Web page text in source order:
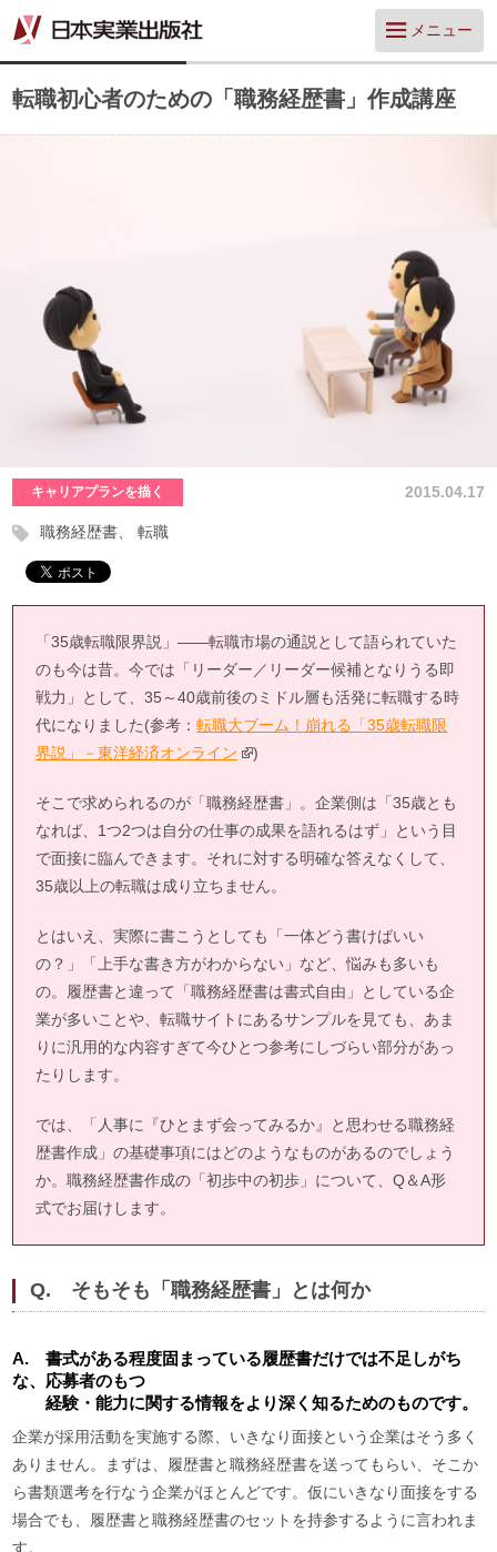
メニュー
転職初心者のための「職務経歴書」作成講座
2015.04.17
キャリアプランを描く
職務経歴書 転職
「35歳転職限界説」――転職市場の通説として語られていた
のも今は昔。今では「リーダー／リーダー候補となりうる即
戦力」として、35～40歳前後のミドル層も活発に転職する時
代になりました(参考：転職大ブーム！崩れる「35歳転職限
界説」－東洋経済オンライン
)
そこで求められるのが「職務経歴書」。企業側は「35歳とも
なれば、1つ2つは自分の仕事の成果を語れるはず」という目
で面接に臨んできます。それに対する明確な答えなくして、
35歳以上の転職は成り立ちません。
とはいえ、実際に書こうとしても「一体どう書けばいい
の？」「上手な書き方がわからない」など、悩みも多いも
の。履歴書と違って「職務経歴書は書式自由」としている企
業が多いことや、転職サイトにあるサンプルを見ても、あま
りに汎用的な内容すぎて今ひとつ参考にしづらい部分があっ
たりします。
では、「人事に『ひとまず会ってみるか』と思わせる職務経
歴書作成」の基礎事項にはどのようなものがあるのでしょう
か。職務経歴書作成の「初歩中の初歩」について、Q＆A形
式でお届けします。
Q. そもそも「職務経歴書」とは何か
A. 書式がある程度固まっている履歴書だけでは不足しがち
な、応募者のもつ
経験・能力に関する情報をより深く知るためのものです。
企業が採用活動を実施する際、いきなり面接という企業はそう多く
ありません。まずは、履歴書と職務経歴書を送ってもらい、そこか
ら書類選考を行なう企業がほとんどです。仮にいきなり面接をする
場合でも、履歴書と職務経歴書のセットを持参するように言われま
す。